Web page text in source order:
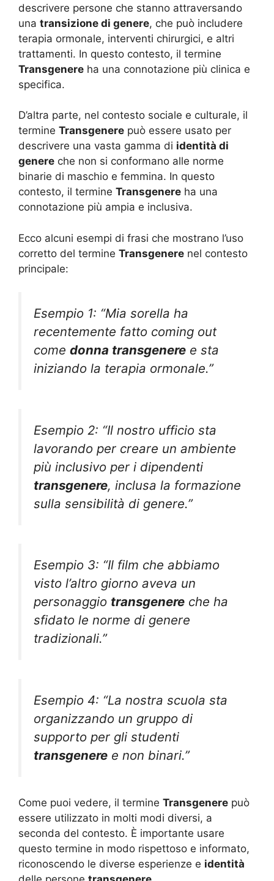
descrivere persone che stanno attraversando
una transizione di genere, che può includere
terapia ormonale, interventi chirurgici, e altri
trattamenti. In questo contesto, il termine
Transgenere ha una connotazione più clinica e
specifica.
D’altra parte, nel contesto sociale e culturale, il
termine Transgenere può essere usato per
descrivere una vasta gamma di identità di
genere che non si conformano alle norme
binarie di maschio e femmina. In questo
contesto, il termine Transgenere ha una
connotazione più ampia e inclusiva.
Ecco alcuni esempi di frasi che mostrano l’uso
corretto del termine Transgenere nel contesto
principale:
Esempio 1: “Mia sorella ha
recentemente fatto coming out
come donna transgenere e sta
iniziando la terapia ormonale.”
Esempio 2: “Il nostro ufficio sta
lavorando per creare un ambiente
più inclusivo per i dipendenti
transgenere, inclusa la formazione
sulla sensibilità di genere.”
Esempio 3: “Il film che abbiamo
visto l’altro giorno aveva un
personaggio transgenere che ha
sfidato le norme di genere
tradizionali.”
Esempio 4: “La nostra scuola sta
organizzando un gruppo di
supporto per gli studenti
transgenere e non binari.”
Come puoi vedere, il termine Transgenere può
essere utilizzato in molti modi diversi, a
seconda del contesto. È importante usare
questo termine in modo rispettoso e informato,
riconoscendo le diverse esperienze e identità